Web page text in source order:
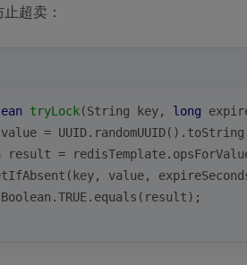
超卖：
tryLock(String key, long
=
result =
value,
Boolean.TRUE.equals(result);